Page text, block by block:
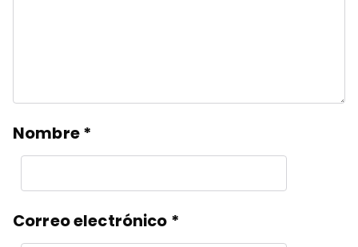
Nombre*
Correo electrónico *